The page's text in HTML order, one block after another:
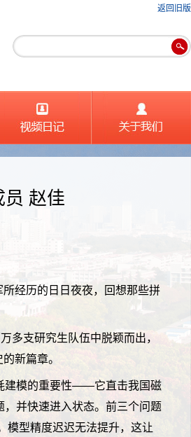
返回旧版
员 赵佳
经历的日日夜夜，回想那些拼
多支研究生队伍中脱颖而出，
新篇章。
建模的重要性——它直击我国磁
并快速进入状态。前三个问题
模型精度迟迟无法提升，这让